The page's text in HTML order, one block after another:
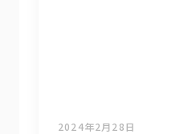
2024年2月28日